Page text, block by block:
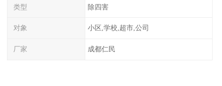
类型 除四害
对象 小区,学校,超市,公司
厂家 成都仁民